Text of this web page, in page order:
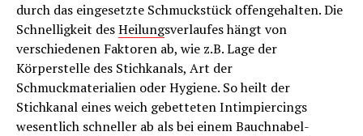
durch das eingesetzte Schmuckstück offengehalten. Die
Schnelligkeit desHeilungsverlaufes hängt von
verschiedenen Faktoren ab, wie z.B. Lage der
Körperstelle des Stichkanals, Art der
Schmuckmaterialien oder Hygiene. So heilt der
Stichkanal eines weich gebetteten Intimpiercings
wesentlich schneller ab als bei einem Bauchnabel-